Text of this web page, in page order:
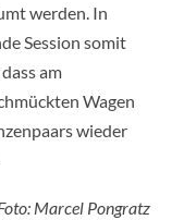
werden. In
Session somit
am
Wagen
wieder
Marcel Pongratz